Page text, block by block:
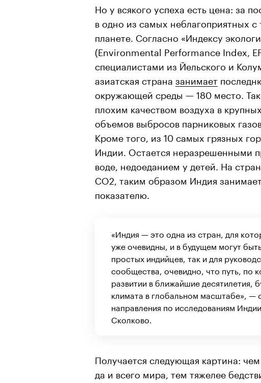
Но у всякого успеха есть цена: за
в одно из самых неблагоприятных
планете. Согласно «Индексу
(Environmental Performance Index,
специалистами из Йельского и
азиатская страна занимает
окружающей среды — 180 место.
плохим качеством воздуха в
объемов выбросов парниковых
Кроме того, из 10 самых грязных
Индии. Остается неразрешенными
воде, недоеданием у детей. На
CO2, таким образом Индия
показателю.
«Индия — это одна из стран, для
уже очевидны, и в будущем могут
простых индийцев, так и для
сообщества, очевидно, что путь, по
развитии в ближайшие десятилетия,
климата в глобальном масштабе», —
направления по исследованиям
Сколково.
Получается следующая картина:
да и всего мира, тем тяжелее